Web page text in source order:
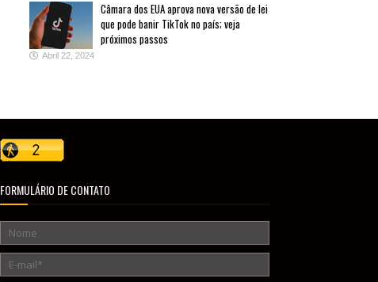
Câmara dos EUA aprova nova versão de lei
que pode banir TikTok no país; veja
próximos passos
Abril 22, 2024
FORMULÁRIO DE CONTATO